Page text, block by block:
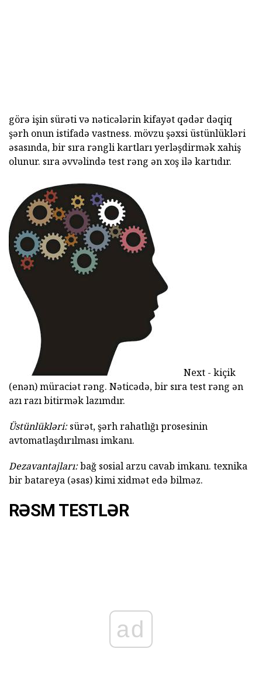
görə işin sürəti və nəticələrin kifayət qədər dəqiq
şərh onun istifadə vastness. mövzu şəxsi üstünlükləri
əsasında, bir sıra rəngli kartları yerləşdirmək xahiş
olunur. sıra əvvəlində test rəng ən xoş ilə kartıdır.
Next - kiçik
(enən) müraciət rəng. Nəticədə, bir sıra test rəng ən
azı razı bitirmək lazımdır.
Üstünlükləri:sürət, şərh rahatlığı prosesinin
avtomatlaşdırılması imkanı.
Dezavantajları:bağ sosial arzu cavab imkanı. texnika
bir batareya (əsas) kimi xidmət edə bilməz.
RƏSM TESTLƏR
ad